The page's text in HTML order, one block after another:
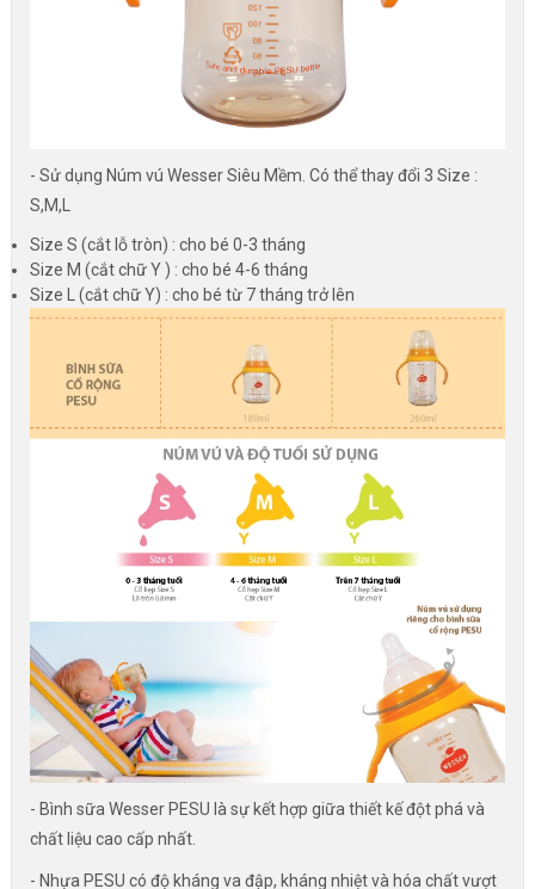
- Sử dụng Núm vú Wesser Siêu Mềm. Có thể thay đổi 3 Size :
S,M,L
Size S (cắt lỗ tròn) : cho bé 0-3 tháng
Size M (cắt chữ Y ) : cho bé 4-6 tháng
Size L (cắt chữ Y) : cho bé từ 7 tháng trở lên
- Bình sữa Wesser PESU là sự kết hợp giữa thiết kế đột phá và
chất liệu cao cấp nhất.
- Nhựa PESU có độ kháng va đập, kháng nhiệt và hóa chất vượt